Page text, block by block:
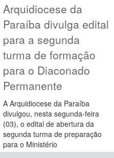
Arquidiocese da
Paraíba divulga edital
para a segunda
turma de formação
para o Diaconado
Permanente
A Arquidiocese da Paraíba
divulgou, nesta segunda-feira
(03), o edital de abertura da
segunda turma de preparação
para o Ministério